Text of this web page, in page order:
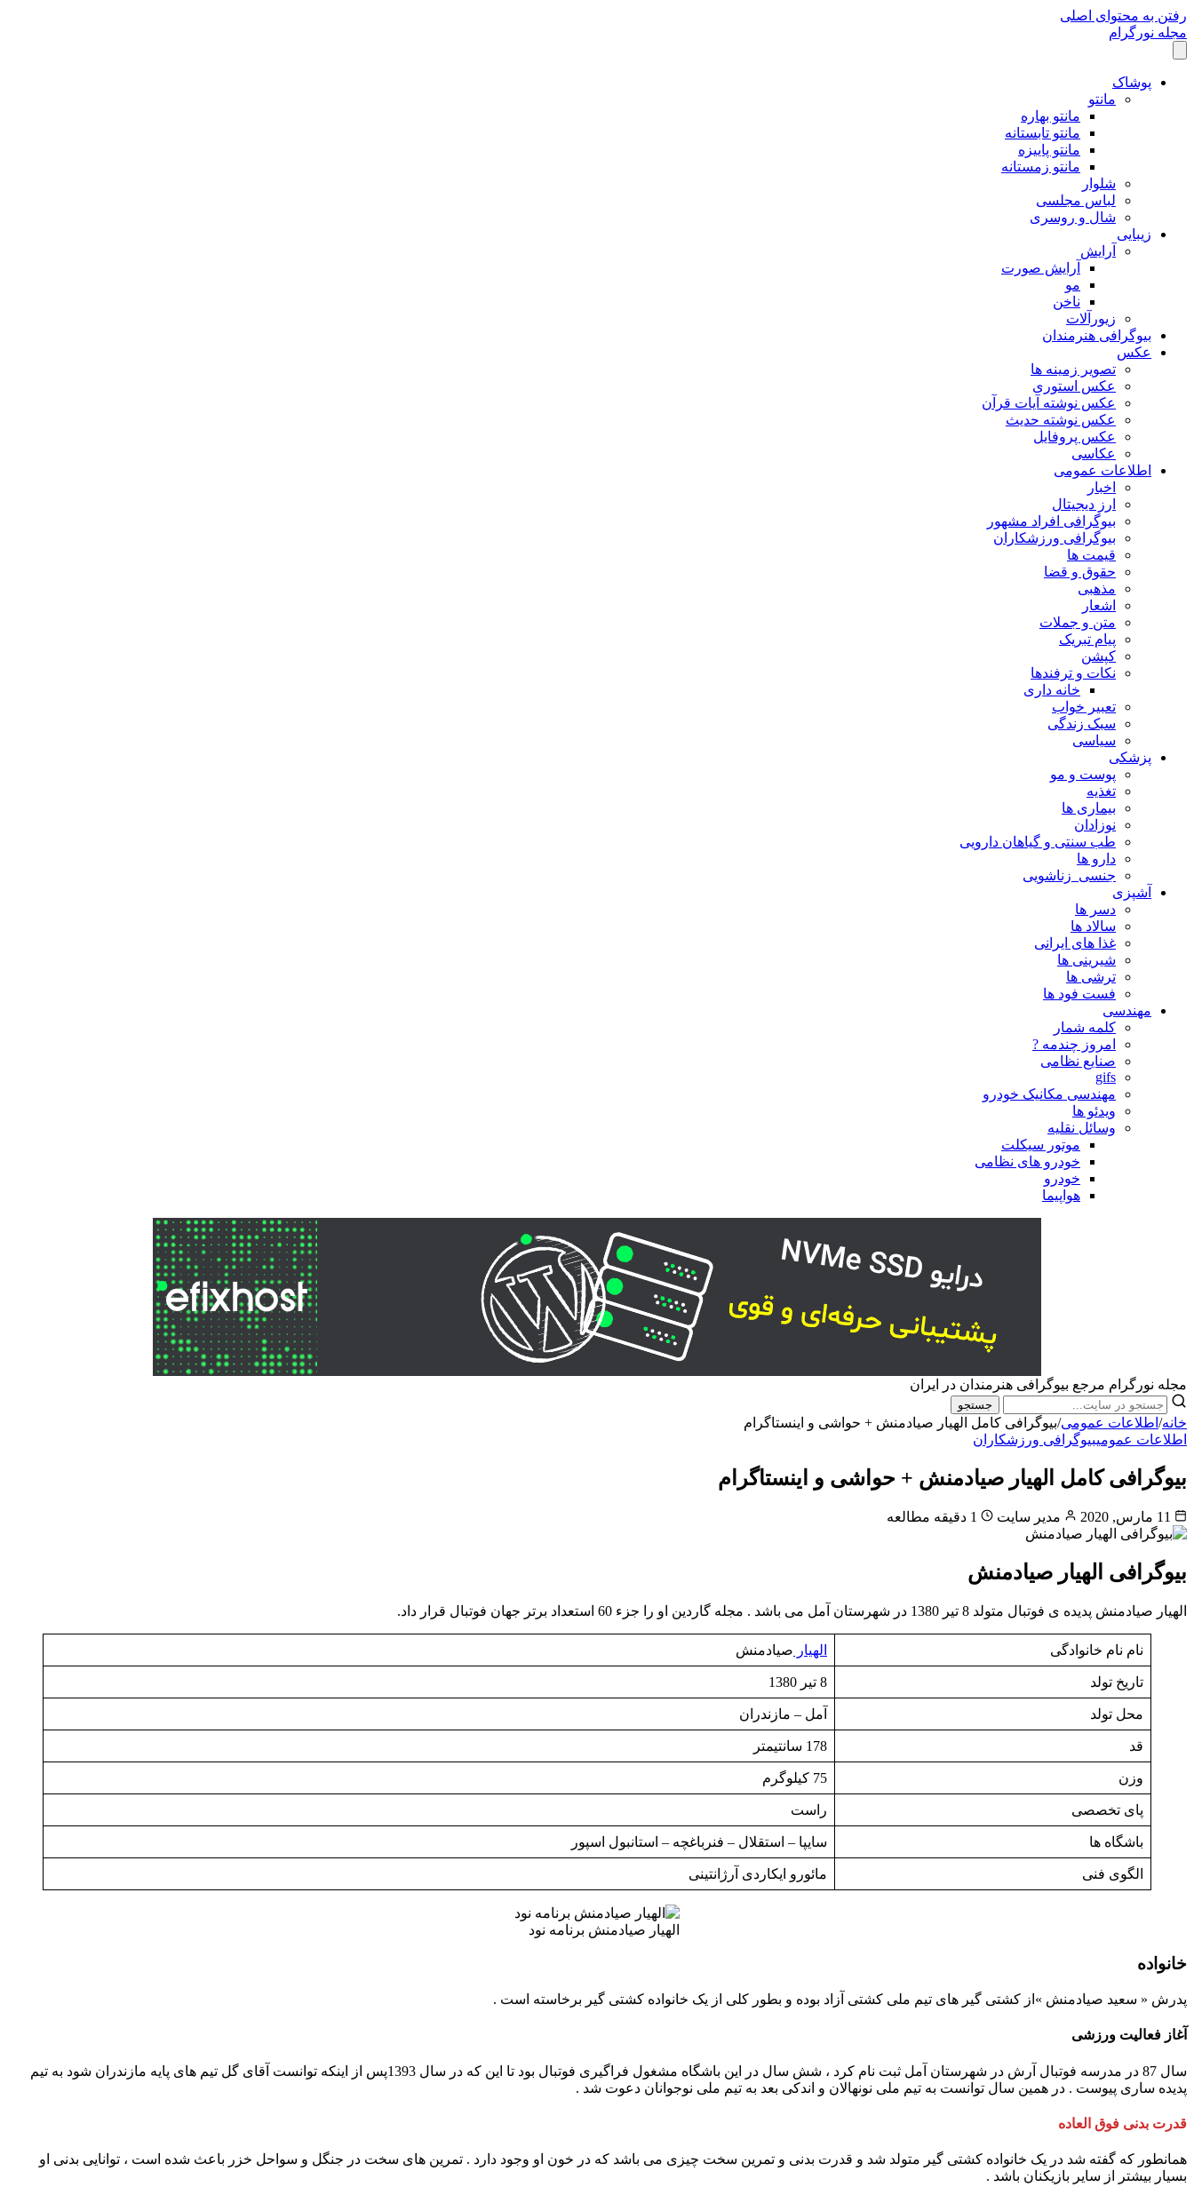
رفتن به محتوای اصلی
مجله نورگرام
پوشاک
مانتو
مانتو بهاره
مانتو تابستانه
مانتو پاییزه
مانتو زمستانه
شلوار
لباس مجلسی
شال و روسری
زیبایی
آرایش
آرایش صورت
مو
ناخن
زیورآلات
بیوگرافی هنرمندان
عکس
تصویر زمینه ها
عکس استوری
عکس نوشته آیات قرآن
عکس نوشته حدیث
عکس پروفایل
عکاسی
اطلاعات عمومی
اخبار
ارز دیجیتال
بیوگرافی افراد مشهور
بیوگرافی ورزشکاران
قیمت ها
حقوق و قضا
مذهبی
اشعار
متن و جملات
پیام تبریک
کپشن
نکات و ترفندها
خانه داری
تعبیر خواب
سبک زندگی
سیاسی
پزشکی
پوست و مو
تغذیه
بیماری ها
نوزادان
طب سنتی و گیاهان دارویی
دارو ها
جنسی_زناشویی
آشپزی
دسر ها
سالاد ها
غذا های ایرانی
شیرینی ها
ترشی ها
فست فود ها
مهندسی
کلمه شمار
امروز چندمه ?
صنایع نظامی
gifs
مهندسی مکانیک خودرو
ویدئو ها
وسائل نقلیه
موتور سیکلت
خودرو های نظامی
خودرو
هواپیما
مجله نورگرام مرجع بیوگرافی هنرمندان در ایران
جستجو
خانه/ اطلاعات عمومی/بیوگرافی کامل الهیار صیادمنش + حواشی و اینستاگرام
اطلاعات عمومیبیوگرافی ورزشکاران
بیوگرافی کامل الهیار صیادمنش + حواشی و اینستاگرام
مدیر سایت
بیوگرافی الهیار صیادمنش
الهیار صیادمنش پدیده ی فوتبال متولد 8 تیر 1380 در شهرستان آمل می باشد . مجله گاردین او را جزء 60 استعداد برتر جهان فوتبال قرار داد.
نام نام خانوادگی الهیار صیادمنش
تاریخ تولد 8 تیر 1380
محل تولد آمل – مازندران
قد 178 سانتیمتر
وزن 75 کیلوگرم
پای تخصصی راست
باشگاه ها سایپا – استقلال – فنرباغچه – استانبول اسپور
الگوی فنی مائورو ایکاردی آرژانتینی
الهیار صیادمنش برنامه نود
خانواده
پدرش « سعید صیادمنش »از کشتی گیر های تیم ملی کشتی آزاد بوده و بطور کلی از یک خانواده کشتی گیر برخاسته است .
آغاز فعالیت ورزشی
سال 87 در مدرسه فوتبال آرش در شهرستان آمل ثبت نام کرد ، شش سال در این باشگاه مشغول فراگیری فوتبال بود تا این که در سال 1393پس از اینکه توانست آقای گل تیم های پایه مازندران شود به تیم
پدیده ساری پیوست . در همین سال توانست به تیم ملی نونهالان و اندکی بعد به تیم ملی نوجوانان دعوت شد .
قدرت بدنی فوق العاده
همانطور که گفته شد در یک خانواده کشتی گیر متولد شد و قدرت بدنی و تمرین سخت چیزی می باشد که در خون او وجود دارد . تمرین های سخت در جنگل و سواحل خزر باعث شده است ، توانایی بدنی او
بسیار بیشتر از سایر بازیکنان باشد .